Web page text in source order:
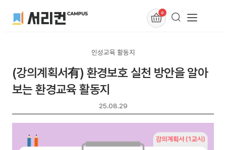
0
인성교육 활동지
(강의계획서有) 환경보호 실천 방안을 알아
보는 환경교육 활동지
25.08.29